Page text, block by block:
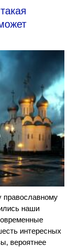
православному
наши
интересных
вероятнее